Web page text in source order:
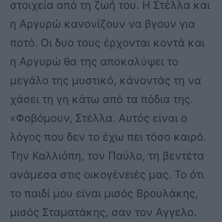
στοιχεία από τη ζωή του. Η Στέλλα και
η Αργυρώ κανονίζουν να βγουν για
ποτό. Οι δυο τους έρχονται κοντά και
η Αργυρώ θα της αποκαλύψει το
μεγάλο της μυστικό, κάνοντάς τη να
χάσει τη γη κάτω από τα πόδια της.
«Φοβόμουν, Στέλλα. Αυτός είναι ο
λόγος που δεν το έχω πει τόσο καιρό.
Την Καλλιόπη, τον Παύλο, τη βεντέτα
ανάμεσα στις οικογένειές μας. Το ότι
το παιδί μου είναι μισός Βρουλάκης,
μισός Σταματάκης, σαν τον Αγγελο.